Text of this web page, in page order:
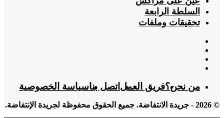
السلطة الرابعة
تحقيقات وملفات
من نحن؟فريق العمل اتصل بناسياسة الخصوصية
© 2026 - جريدة الانتفاضة. جميع الحقوق محفوظة لجريدة الإنتفاضة.